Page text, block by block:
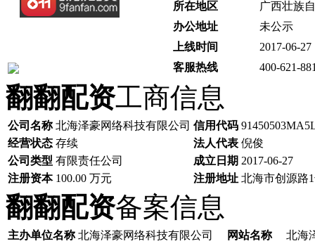
所在地区
广西壮族
办公地址
未公示
上线时间
2017-06-27
客服热线
400-621-
翻翻配资工商信息
公司名称 北海泽豪网络科技有限公司 信用代码
经营状态 存续 法人代表 倪俊
公司类型 有限责任公司 成立日期 2017-06-27
注册资本 100.00 万元 注册地址 北海市创源路
翻翻配资备案信息
主办单位名称 北海泽豪网络科技有限公司 网站名称
北海